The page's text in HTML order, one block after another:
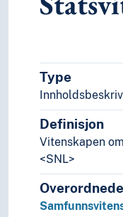
Stormakter
Styresett
Teori og
Språk
Tid i enheter,
Type
Definisjon
Vitenskapen
<SNL>